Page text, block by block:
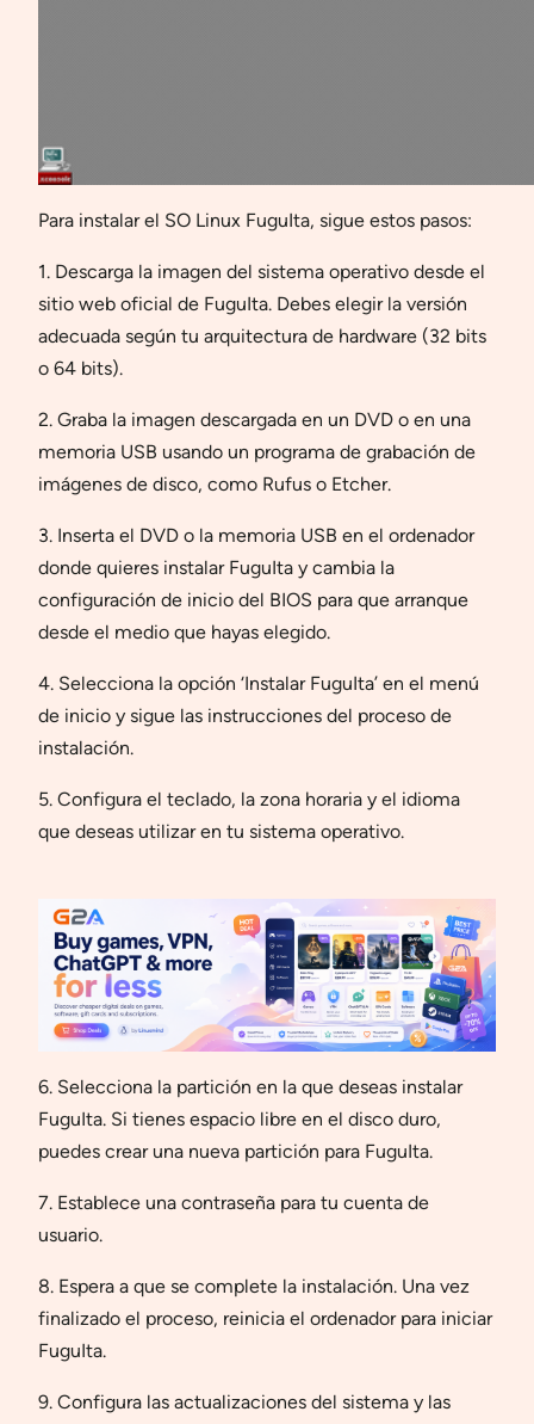
Para instalar el SO Linux FuguIta, sigue estos pasos:
1. Descarga la imagen del sistema operativo desde el
sitio web oficial de FuguIta. Debes elegir la versión
adecuada según tu arquitectura de hardware (32 bits
o 64 bits).
2. Graba la imagen descargada en un DVD o en una
memoria USB usando un programa de grabación de
imágenes de disco, como Rufus o Etcher.
3. Inserta el DVD o la memoria USB en el ordenador
donde quieres instalar FuguIta y cambia la
configuración de inicio del BIOS para que arranque
desde el medio que hayas elegido.
4. Selecciona la opción ‘Instalar FuguIta’ en el menú
de inicio y sigue las instrucciones del proceso de
instalación.
5. Configura el teclado, la zona horaria y el idioma
que deseas utilizar en tu sistema operativo.
6. Selecciona la partición en la que deseas instalar
FuguIta. Si tienes espacio libre en el disco duro,
puedes crear una nueva partición para FuguIta.
7. Establece una contraseña para tu cuenta de
usuario.
8. Espera a que se complete la instalación. Una vez
finalizado el proceso, reinicia el ordenador para iniciar
FuguIta.
9. Configura las actualizaciones del sistema y las